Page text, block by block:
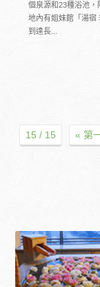
個泉源和23種浴池，
地內有姐妹館「湯宿
到達長...
15 / 15 « 第